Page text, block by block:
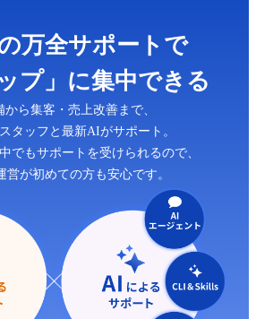
万全サポートで
プ」に集中できる
から集客・売上改善まで、
タッフと最新AIがサポート。
でもサポートを受けられるので、
営が初めての方も安心です。